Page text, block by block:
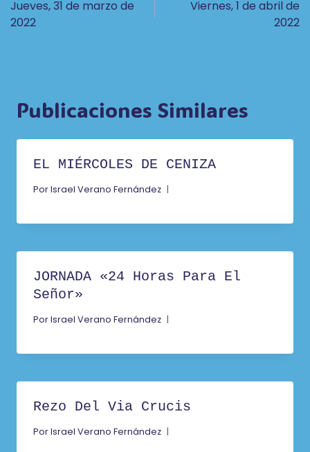
De
Jueves, 31 de marzo de
2022
Viernes, 1 de abril de
2022
Publicaciones Similares
EL MIÉRCOLES DE CENIZA
PorIsrael Verano Fernández
JORNADA «24 Horas Para El
Señor»
PorIsrael Verano Fernández
Rezo Del Via Crucis
PorIsrael Verano Fernández